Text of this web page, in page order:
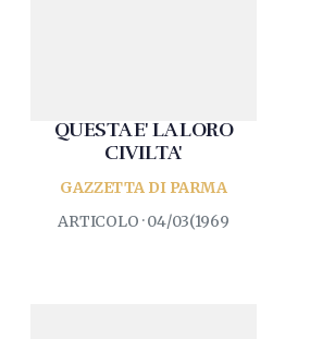
QUESTA E' LA LORO
CIVILTA'
GAZZETTA DI PARMA
ARTICOLO · 04/03(1969